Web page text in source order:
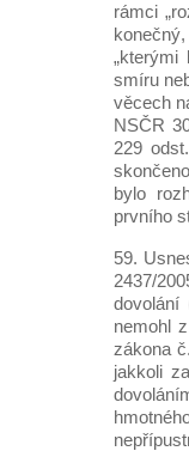
rámci
smíru
věcech
NSČR
229
bylo
prvního
59.
2437/
dovolání
nemohl
zákona
jakkoli